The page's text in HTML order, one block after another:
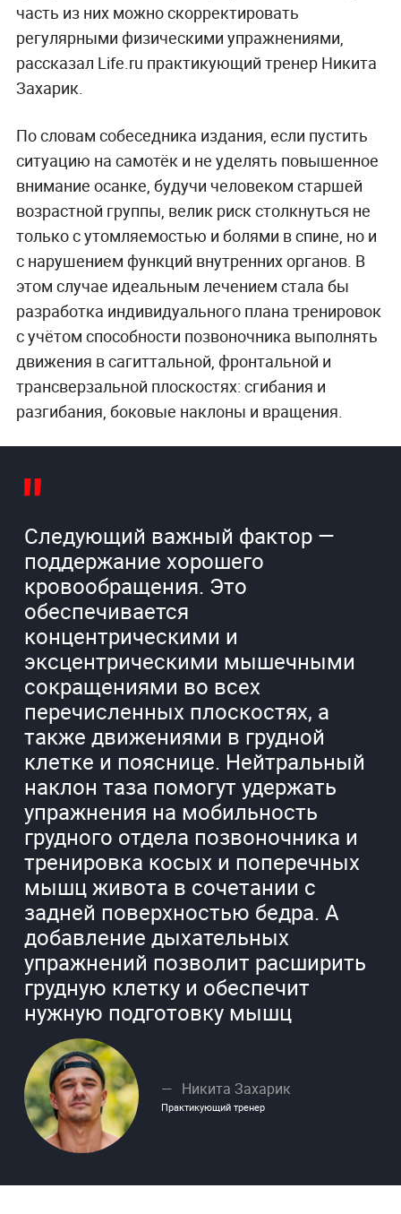
часть из них можно скорректировать
регулярными физическими упражнениями,
рассказал Life.ru практикующий тренер Никита
Захарик.
По словам собеседника издания, если пустить
ситуацию на самотёк и не уделять повышенное
внимание осанке, будучи человеком старшей
возрастной группы, велик риск столкнуться не
только с утомляемостью и болями в спине, но и
с нарушением функций внутренних органов. В
этом случае идеальным лечением стала бы
разработка индивидуального плана тренировок
с учётом способности позвоночника выполнять
движения в сагиттальной, фронтальной и
трансверзальной плоскостях: сгибания и
разгибания, боковые наклоны и вращения.
Следующий важный фактор —
поддержание хорошего
кровообращения. Это
обеспечивается
концентрическими и
эксцентрическими мышечными
сокращениями во всех
перечисленных плоскостях, а
также движениями в грудной
клетке и пояснице. Нейтральный
наклон таза помогут удержать
упражнения на мобильность
грудного отдела позвоночника и
тренировка косых и поперечных
мышц живота в сочетании с
задней поверхностью бедра. А
добавление дыхательных
упражнений позволит расширить
грудную клетку и обеспечит
нужную подготовку мышц
Никита Захарик
Практикующий тренер